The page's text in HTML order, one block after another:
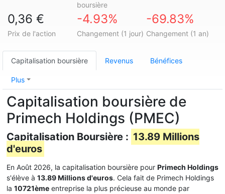
boursière
0,36 €
Prix de l'action
-4.93%
Changement (1 jour)
-69.83%
Changement (1 an)
Capitalisation boursière Revenus Bénéfices
Plus
Capitalisation boursière de
Primech Holdings (PMEC)
Capitalisation Boursière : 13.89 Millions
d'euros
En Août 2026, la capitalisation boursière pour Primech Holdings
s'élève à 13.89 Millions d'euros. Cela fait de Primech Holdings
la 10721ème entreprise la plus précieuse au monde par